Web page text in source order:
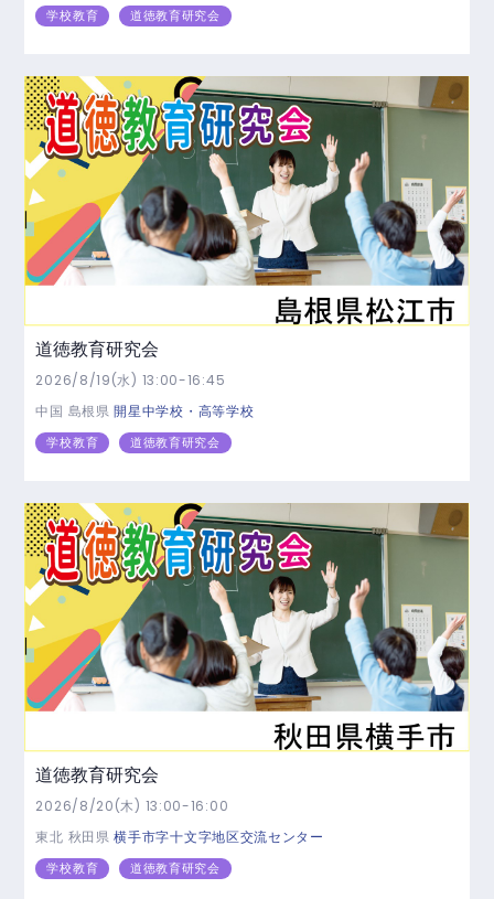
学校教育 道徳教育研究会
道徳教育研究会
2026/8/19(水) 13:00-16:45
中国 島根県開星中学校・高等学校
学校教育 道徳教育研究会
道徳教育研究会
2026/8/20(木) 13:00-16:00
東北 秋田県横手市字十文字地区交流センター
学校教育 道徳教育研究会